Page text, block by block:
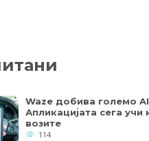
Waze добива големо
Апликацијата сега учи
возите
114